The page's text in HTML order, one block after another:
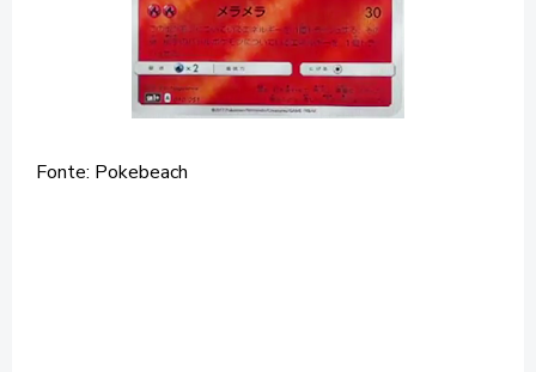
Fonte: Pokebeach